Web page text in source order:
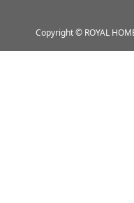
Copyright © ROYAL